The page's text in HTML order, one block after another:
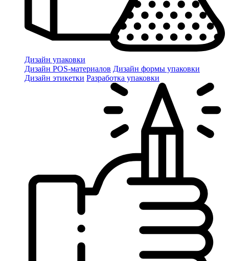
Дизайн упаковки
Дизайн POS-материалов Дизайн формы упаковки
Дизайн этикетки Разработка упаковки